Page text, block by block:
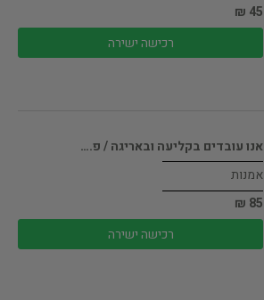
45 ₪
רכישה ישירה
אנו עובדים בקליעה ובאריגה / פ.…
אמנות
85 ₪
רכישה ישירה